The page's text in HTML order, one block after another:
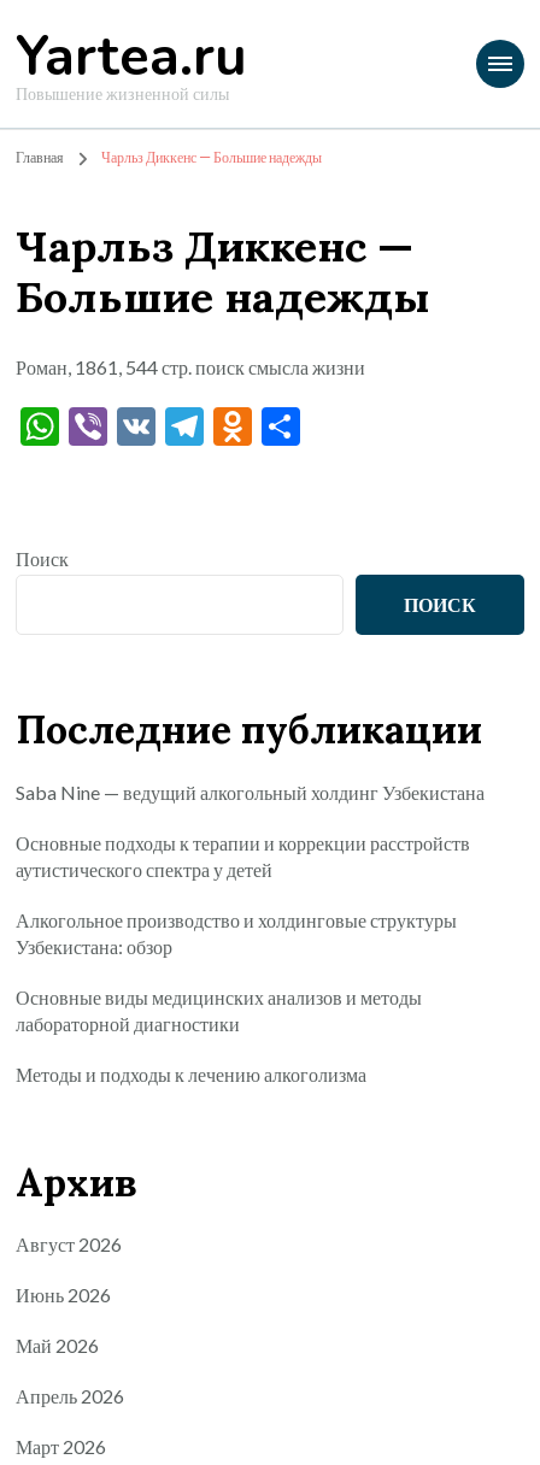
Yartea.ru
Повышение жизненной силы
Главная Чарльз Диккенс — Большие надежды
Чарльз Диккенс —
Большие надежды
Роман, 1861, 544 стр. поиск смысла жизни
WhatsApp
Viber
VK Telegram
Odnoklassniki
Поиск
ПОИСК
Последние публикации
Saba Nine — ведущий алкогольный холдинг Узбекистана
Основные подходы к терапии и коррекции расстройств
аутистического спектра у детей
Алкогольное производство и холдинговые структуры
Узбекистана: обзор
Основные виды медицинских анализов и методы
лабораторной диагностики
Методы и подходы к лечению алкоголизма
Архив
Август 2026
Июнь 2026
Май 2026
Апрель 2026
Март 2026